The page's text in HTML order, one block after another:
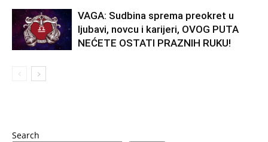
VAGA: Sudbina sprema preokret u
ljubavi, novcu i karijeri, OVOG PUTA
NEĆETE OSTATI PRAZNIH RUKU!
Search